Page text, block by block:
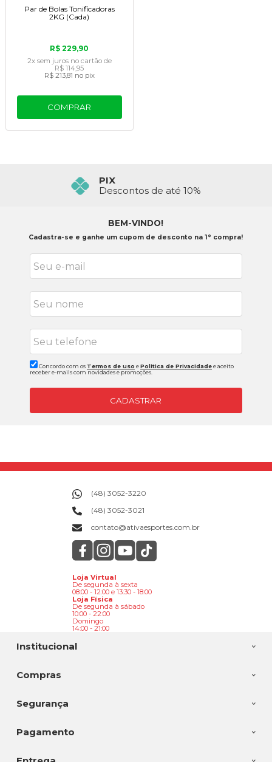
Par de Bolas Tonificadoras
2KG (Cada)
R$ 229,90
2x sem juros no cartãode
R$ 114,95
R$ 213,81 no pix
COMPRAR
PIX
Descontos de até 10%
BEM-VINDO!
Cadastra-se e ganhe um cupom de desconto na 1° compra!
Concordo com os Termos de uso ePolitica de Privacidadee aceito
receber e-mails com novidades e promoções.
CADASTRAR
Institucional
Compras
(48) 3052-3220
(48) 3052-3021
contato@ativaesportes.com.br
Loja Virtual
De segunda à sexta
08:00 - 12:00 e 13:30 - 18:00
Loja Física
De segunda à sábado
10:00 - 22:00
Domingo
14:00 - 21:00
Segurança
Pagamento